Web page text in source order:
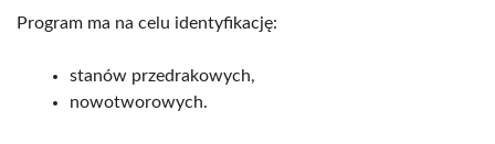
Program ma na celu identyfikację:
stanów przedrakowych,
nowotworowych.